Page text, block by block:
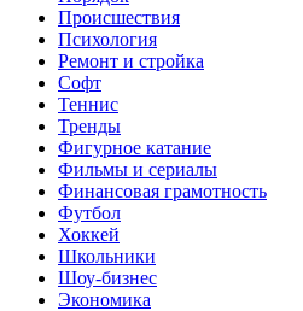
Происшествия
Психология
Ремонт и стройка
Софт
Теннис
Тренды
Фигурное катание
Фильмы и сериалы
Финансовая грамотность
Футбол
Хоккей
Школьники
Шоу-бизнес
Экономика